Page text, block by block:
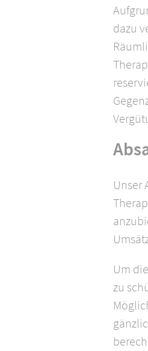
dazu
Unser
Um
zu